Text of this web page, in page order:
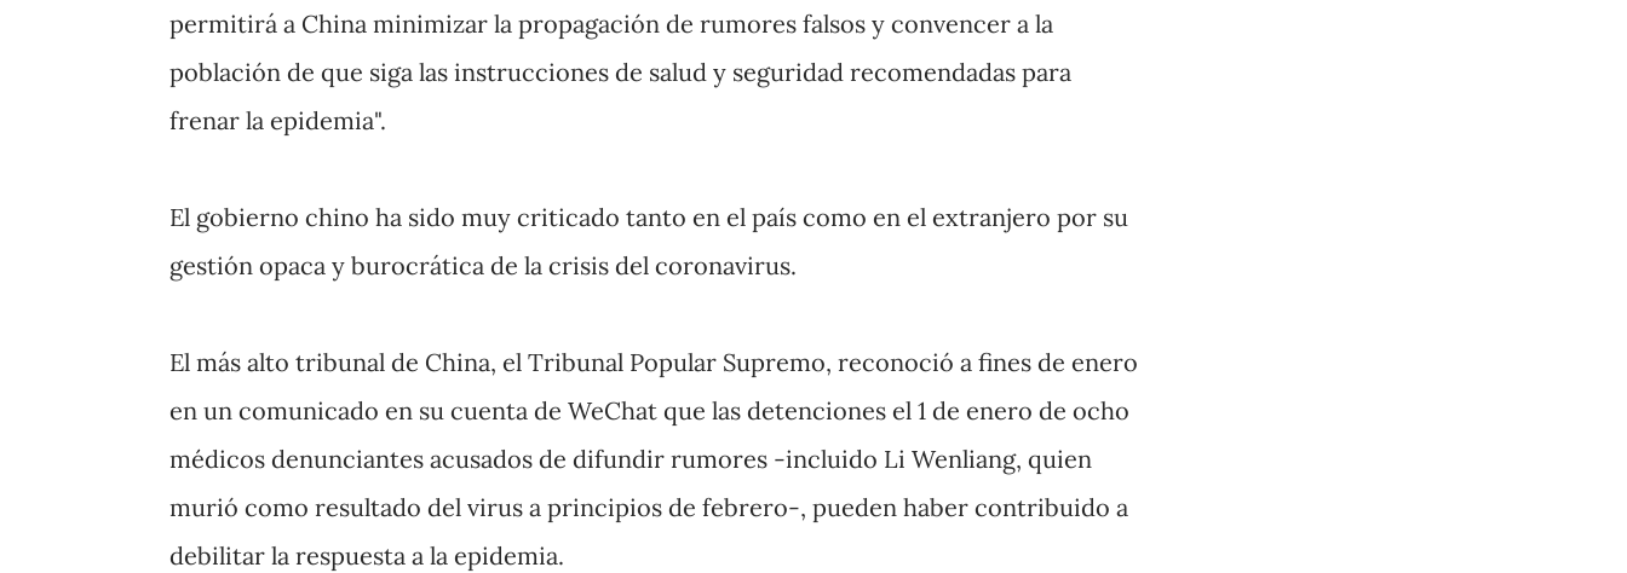
permitirá a China minimizar la propagación de rumores falsos y convencer a la
población de que siga las instrucciones de salud y seguridad recomendadas para
frenar la epidemia".
El gobierno chino ha sido muy criticado tanto en el país como en el extranjero por su
gestión opaca y burocrática de la crisis del coronavirus.
El más alto tribunal de China, el Tribunal Popular Supremo, reconoció a fines de enero
en un comunicado en su cuenta de WeChat que las detenciones el 1 de enero de ocho
médicos denunciantes acusados ​​de difundir rumores -incluido Li Wenliang, quien
murió como resultado del virus a principios de febrero-, pueden haber contribuido a
debilitar la respuesta a la epidemia.